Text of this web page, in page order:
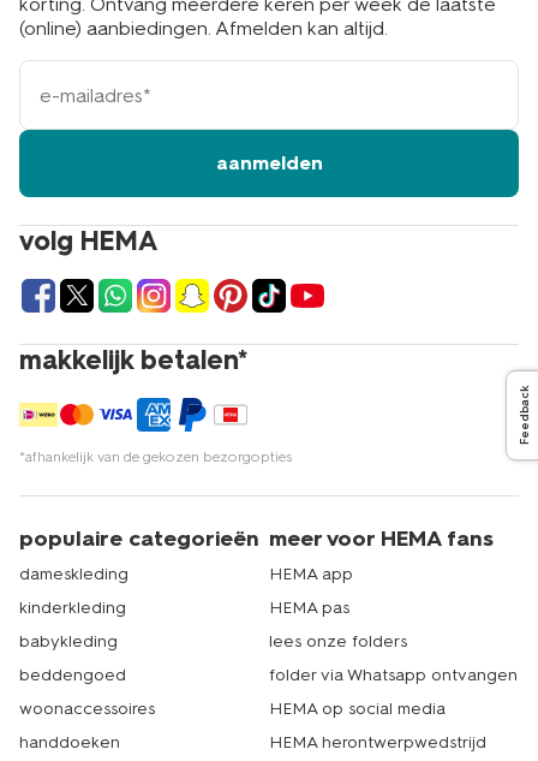
volg HEMA
makkelijk betalen*
*afhankelijk van de gekozen bezorgopties
(online) aanbiedingen. Afmelden kan altijd.
e-
mailadres
aanmelden
populaire categorieën
dameskleding
kinderkleding
babykleding
beddengoed
woonaccessoires
handdoeken
meer voor HEMA fans
HEMA app
HEMA pas
lees onze folders
folder via Whatsapp ontvangen
HEMA op social media
HEMA herontwerpwedstrijd
Feedback